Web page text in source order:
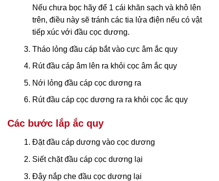
Nếu chưa bọc hãy để 1 cái khăn sạch và khô lên
trên, điều này sẽ tránh các tia lửa điện nếu có vật
tiếp xúc với đầu cọc dương.
Tháo lỏng đầu cáp bắt vào cực âm ắc quy
Rút đầu cáp âm lên ra khỏi cọc âm ắc quy
Nới lỏng đầu cáp cọc dương ra
Rút đầu cáp cọc dương ra ra khỏi cọc ắc quy
Các bước lắp ắc quy
Đặt đầu cáp dương vào cọc dương
Siết chặt đầu cáp cọc dương lại
Đậy nắp che đầu cọc dương lại